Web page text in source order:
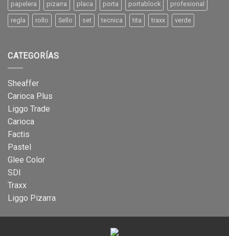
papelera pizarra placa porta portablock profesional
regla rollo Sello set tecnica tita traxx verde
CATEGORÍAS
Sheaffer
Carioca Plus
Liggo Trade
Carioca
Factis
Pastel
Glee Color
SDI
Traxx
Liggo Pizarra